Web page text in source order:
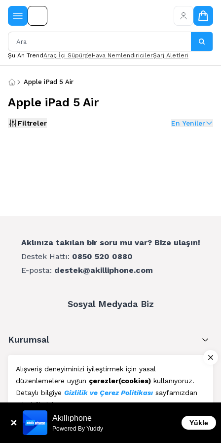
Alışveriş deneyiminizi iyileştirmek için yasal
düzenlemelere uygun çerezler(cookies) kullanıyoruz.
Detaylı bilgiye Gizlilik ve Çerez Politikası sayfamızdan
erişebilirsiniz.
Kabul Et
Şu An TrendAraç İçi SüpürgeHava NemlendiricilerŞarj Aletleri
Apple iPad 5 Air
Apple iPad 5 Air
Filtreler En Yeniler
Aklınıza takılan bir soru mu var? Bize ulaşın!
Destek Hattı: 0850 520 0880
E-posta: destek@akilliphone.com
Sosyal Medyada Biz
Kurumsal
Müşteri Hizmetleri
Üyelik
Blog Akıllıphone
Powered By Yuddy
Yükle